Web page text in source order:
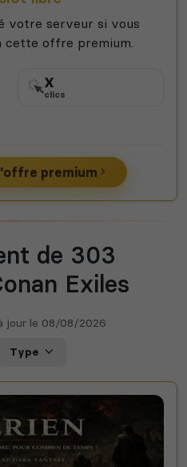
votre serveur si vous
cette offre premium.
X
clics
premium
de 303
Exiles
jour le 08/08/2026
Type